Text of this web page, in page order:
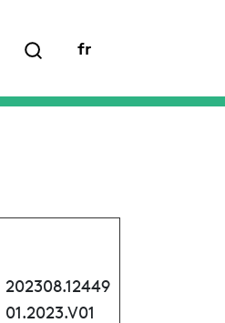
fr
202308.12449
01.2023.V01